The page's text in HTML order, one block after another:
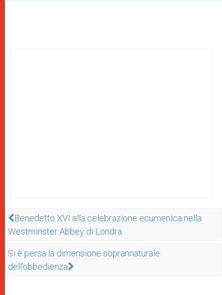
Benedetto XVI alla celebrazione ecumenica nella
Westminster Abbey di Londra
Si è persa la dimensione soprannaturale
dell'obbedienza